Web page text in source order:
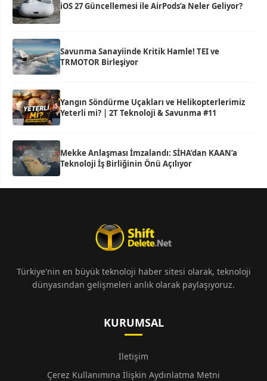
iOS 27 Güncellemesi ile AirPods’a Neler Geliyor?
Savunma Sanayiinde Kritik Hamle! TEI ve
TRMOTOR Birleşiyor
Yangın Söndürme Uçakları ve Helikopterlerimiz
Yeterli mi? | 2T Teknoloji & Savunma #11
Mekke Anlaşması İmzalandı: SİHA’dan KAAN’a
Teknoloji İş Birliğinin Önü Açılıyor
Türkiye'nin en büyük teknoloji haber sitesi olarak, teknoloji
dünyasından gelişmeleri anlık olarak paylaşıyoruz.
KURUMSAL
İletişim
Çerez Kullanımına İlişkin Aydınlatma Metni